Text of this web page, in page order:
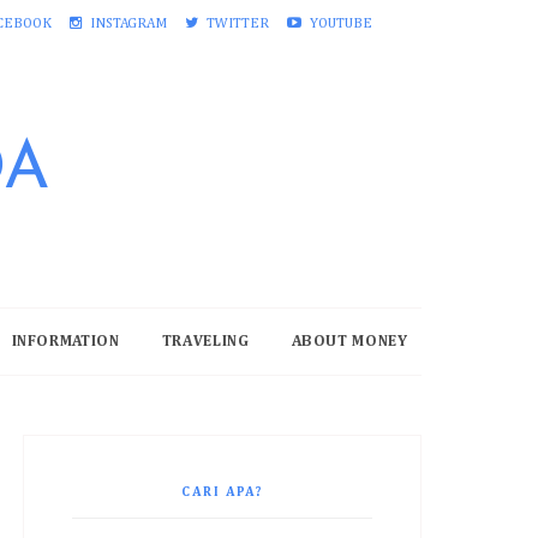
INSTAGRAM TWITTER YOUTUBE
INFORMATION TRAVELING ABOUT MONEY
CARI APA?